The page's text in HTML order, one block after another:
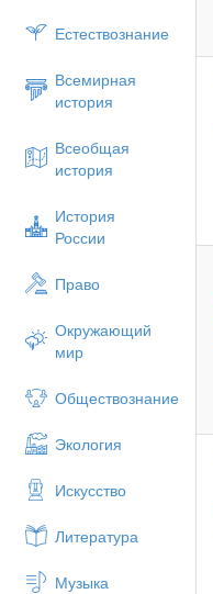
Естествознание
Всемирная
история
Всеобщая
история
История
России
Право
Окружающий
мир
Обществознание
Экология
Искусство
Литература
Музыка